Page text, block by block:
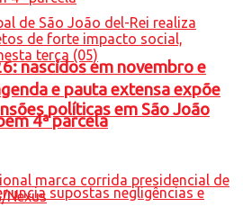
nascidos em novembro e
4ª parcela
e pauta extensa expõe
políticas em São João